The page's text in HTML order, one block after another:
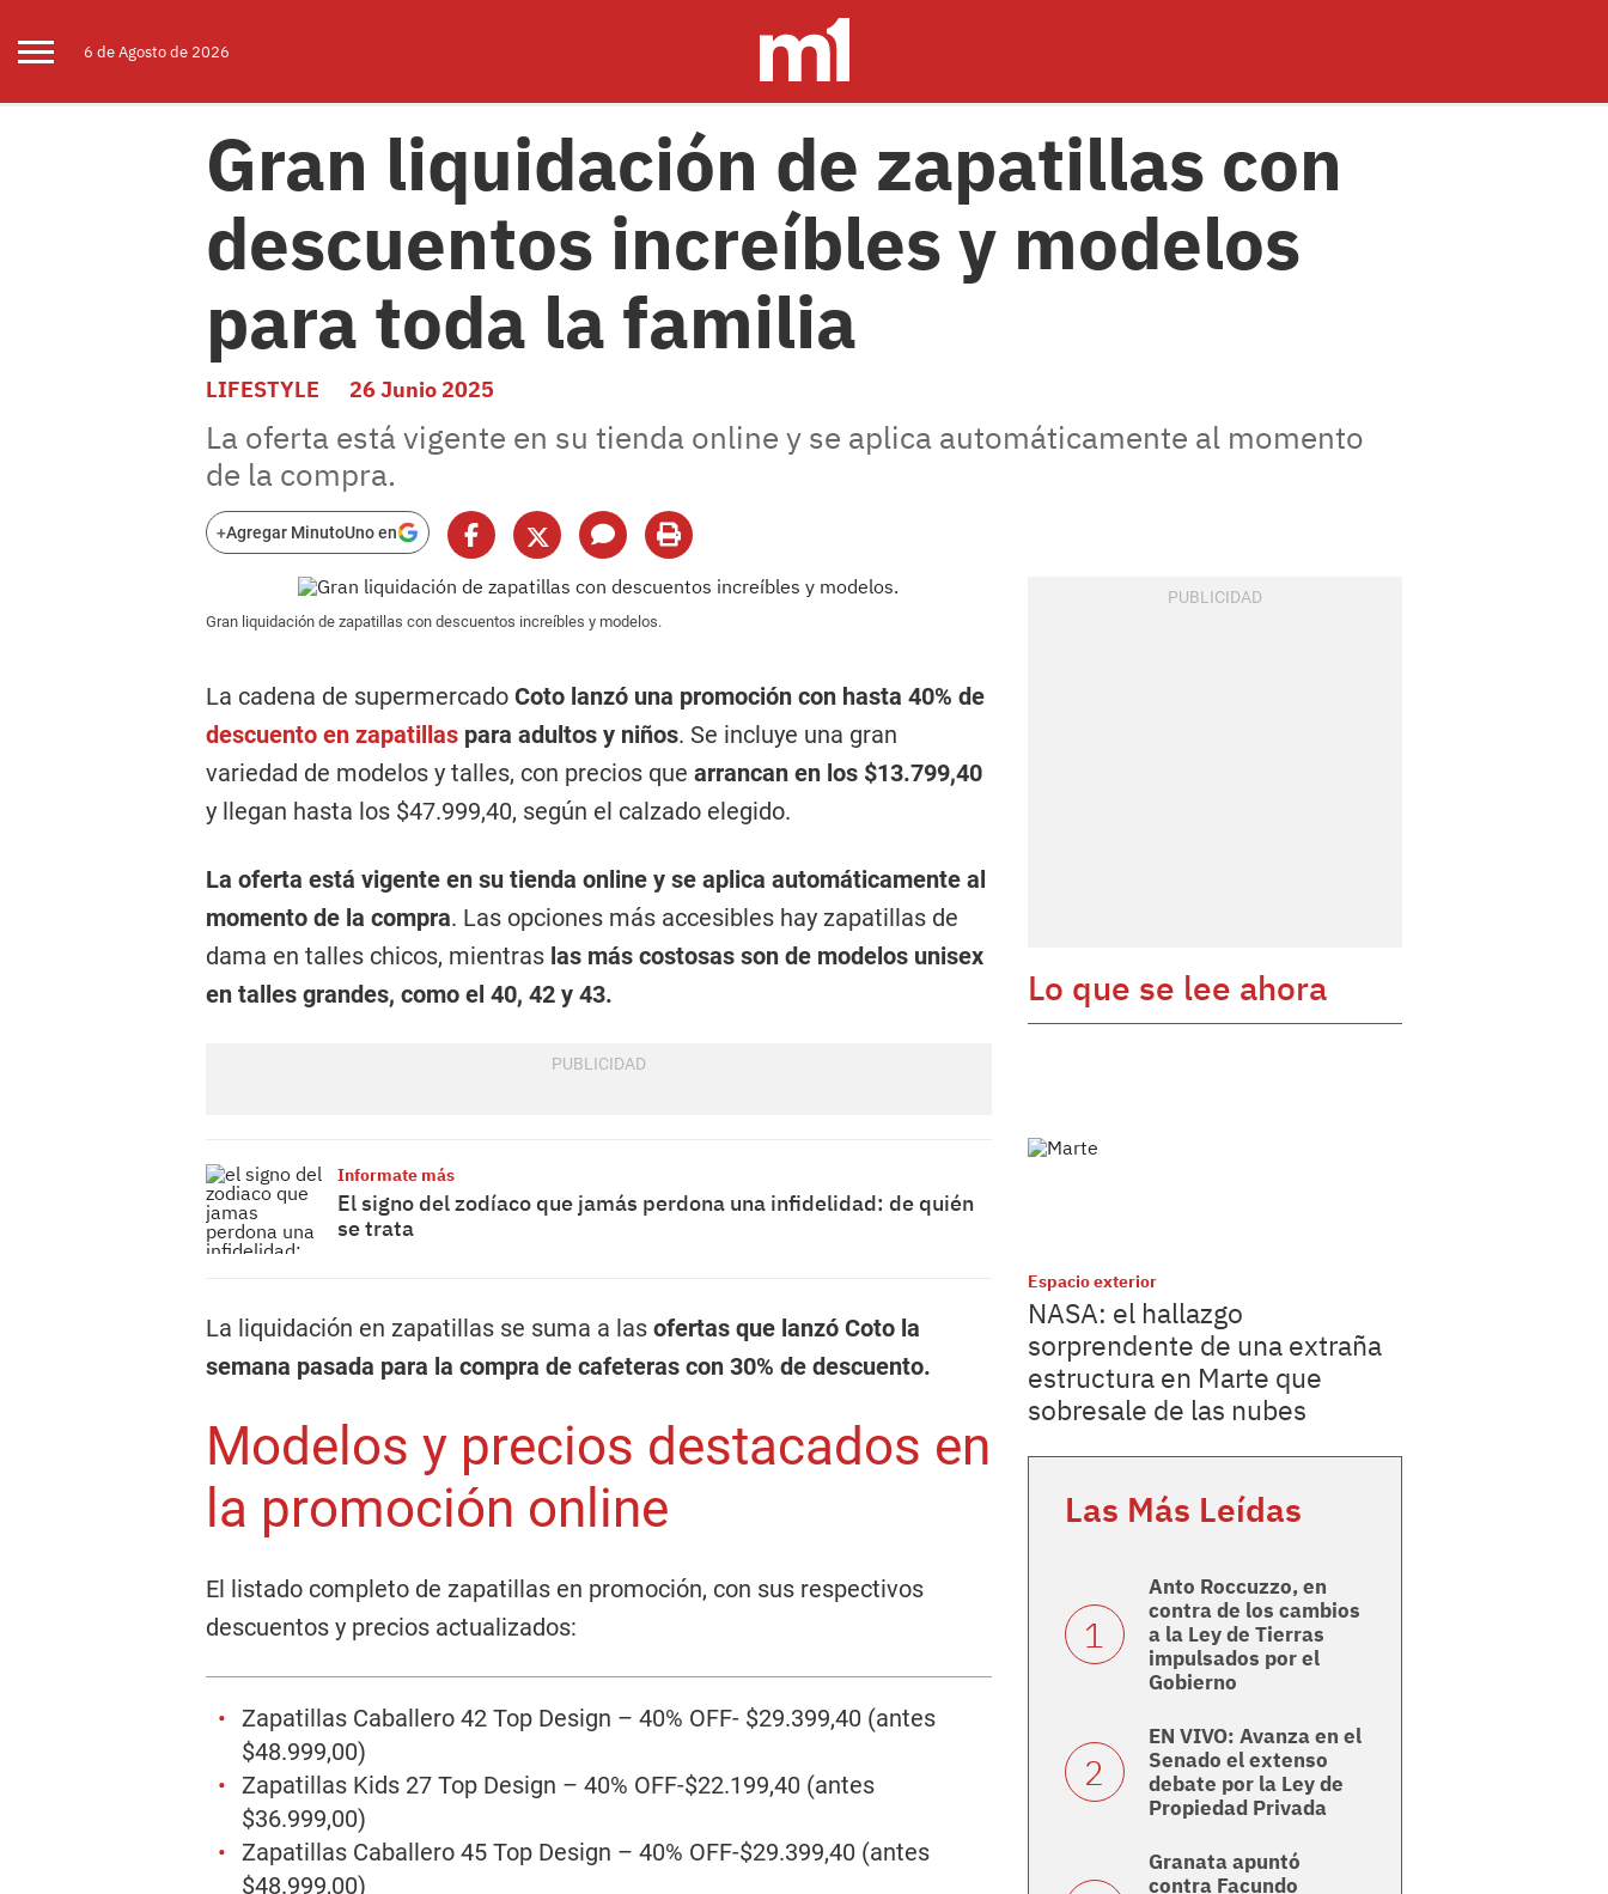
6 deAgostode 2026
Gran liquidación de zapatillas con
descuentos increíbles y modelos
para toda la familia
LIFESTYLE 26 Junio 2025
La oferta está vigente en su tienda online y se aplica automáticamente al momento
de la compra.
+Agregar MinutoUno en
Gran liquidación de zapatillas con descuentos increíbles y modelos.
La cadena de supermercado Coto lanzó una promoción con hasta 40% de
descuento en zapatillas para adultos y niños. Se incluye una gran
variedad de modelos y talles, con precios que arrancan en los $13.799,40
y llegan hasta los $47.999,40, según el calzado elegido.
La oferta está vigente en su tienda online y se aplica automáticamente al
momento de la compra. Las opciones más accesibles hay zapatillas de
dama en talles chicos, mientras las más costosas son de modelos unisex
en talles grandes, como el 40, 42 y 43.
Informate más
El signo del zodíaco que jamás perdona una infidelidad: de quién
se trata
La liquidación en zapatillas se suma a las ofertas que lanzó Coto la
semana pasada para la compra de cafeteras con 30% de descuento.
Modelos y precios destacados en
la promoción online
El listado completo de zapatillas en promoción, con sus respectivos
descuentos y precios actualizados:
Zapatillas Caballero 42 Top Design – 40% OFF- $29.399,40 (antes
$48.999,00)
Zapatillas Kids 27 Top Design – 40% OFF-$22.199,40 (antes
$36.999,00)
Zapatillas Caballero 45 Top Design – 40% OFF-$29.399,40 (antes
$48.999,00)
Lo que se lee ahora
Espacio exterior
NASA: el hallazgo
sorprendente de una extraña
estructura en Marte que
sobresale de las nubes
Las Más Leídas
Anto Roccuzzo, en
contra de los cambios
a la Ley de Tierras
impulsados por el
Gobierno
EN VIVO: Avanza en el
Senado el extenso
debate por la Ley de
Propiedad Privada
Granata apuntó
contra Facundo